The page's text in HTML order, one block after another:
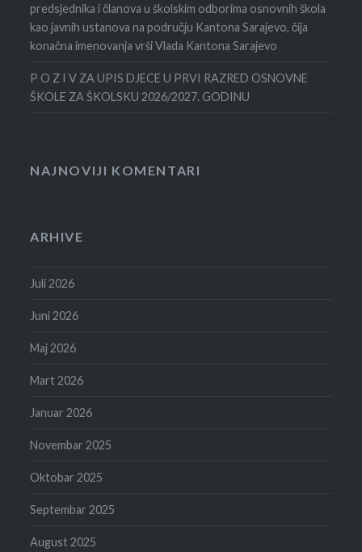
predsjednika i članova u školskim odborima osnovnih škola
kao javnih ustanova na području Kantona Sarajevo, čija
konačna imenovanja vrši Vlada Kantona Sarajevo
P O Z I V ZA UPIS DJECE U PRVI RAZRED OSNOVNE
ŠKOLE ZA ŠKOLSKU 2026/2027. GODINU
NAJNOVIJI KOMENTARI
ARHIVE
Juli 2026
Juni 2026
Maj 2026
Mart 2026
Januar 2026
Novembar 2025
Oktobar 2025
Septembar 2025
August 2025